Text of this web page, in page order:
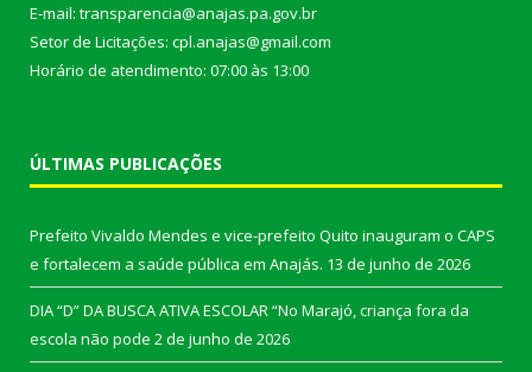
E-mail: transparencia@anajas.pa.gov.br
Setor de Licitações: cpl.anajas@gmail.com
Horário de atendimento: 07:00 às 13:00
ÚLTIMAS PUBLICAÇÕES
Prefeito Vivaldo Mendes e vice-prefeito Quito inauguram o CAPS
e fortalecem a saúde pública em Anajás. 13 de junho de 2026
DIA “D” DA BUSCA ATIVA ESCOLAR “No Marajó, criança fora da
escola não pode 2 de junho de 2026